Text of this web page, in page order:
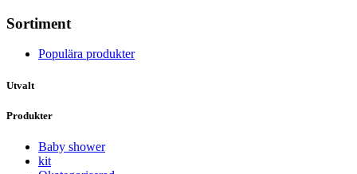
Sortiment
Populära produkter
Utvalt
Produkter
Baby shower
kit